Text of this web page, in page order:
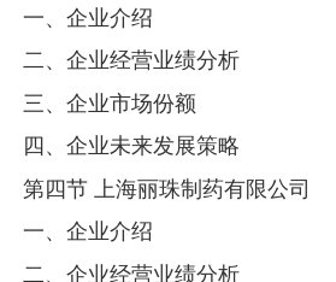
一、企业介绍
二、企业经营业绩分析
三、企业市场份额
四、企业未来发展策略
第四节 上海丽珠制药有限公司
一、企业介绍
二、企业经营业绩分析